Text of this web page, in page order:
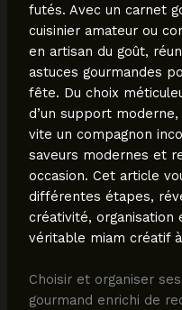
futés. Avec un carnet
cuisinier amateur ou
en artisan du goût,
astuces gourmandes
fête. Du choix
d’un support
vite un compagnon
saveurs modernes et
occasion. Cet article
différentes étapes,
créativité, organisation
véritable miam créatif
Choisir et organiser
gourmand enrichi de